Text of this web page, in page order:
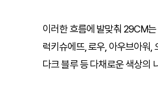
이러한 흐름에 발맞춰 29CM
럭키슈에뜨, 로우, 아우브아워,
다크 블루 등 다채로운 색상의